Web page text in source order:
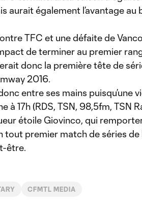
aurait également l’avantage au
TFC et une défaite de
de terminer au premier
donc la première tête de
2016.
entre ses mains puisqu’une
à 17h (RDS, TSN, 98,5fm, TSN
étoile Giovinco, qui
tout premier match de séries de
être.
CFMTL MEDIA